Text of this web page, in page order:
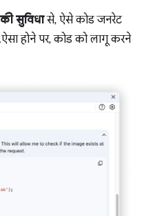
सुविधासे, ऐसे कोड जनरेट
होने पर, कोड को लागू करने